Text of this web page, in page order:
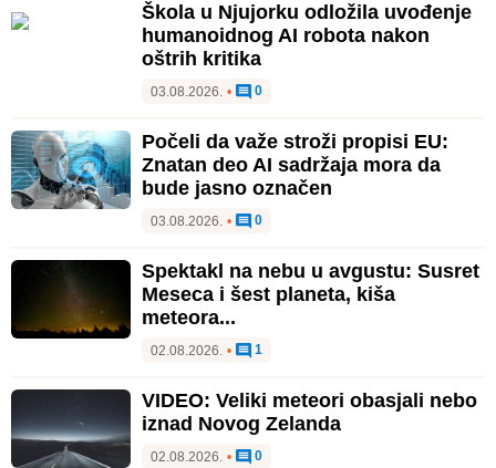
Škola u Njujorku odložila uvođenje
humanoidnog AI robota nakon
oštrih kritika
03.08.2026. • 0
Počeli da važe stroži propisi EU:
Znatan deo AI sadržaja mora da
bude jasno označen
03.08.2026. • 0
Spektakl na nebu u avgustu: Susret
Meseca i šest planeta, kiša
meteora...
02.08.2026. • 1
VIDEO: Veliki meteori obasjali nebo
iznad Novog Zelanda
02.08.2026. • 0